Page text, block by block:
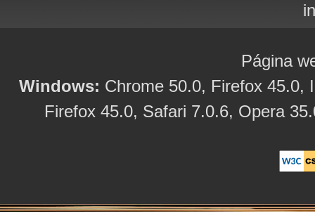
Página
Windows: Chrome 50.0, Firefox 45.0,
Firefox 45.0, Safari 7.0.6, Opera